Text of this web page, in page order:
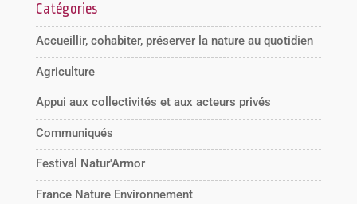
Catégories
Accueillir, cohabiter, préserver la nature au quotidien
Agriculture
Appui aux collectivités et aux acteurs privés
Communiqués
Festival Natur'Armor
France Nature Environnement